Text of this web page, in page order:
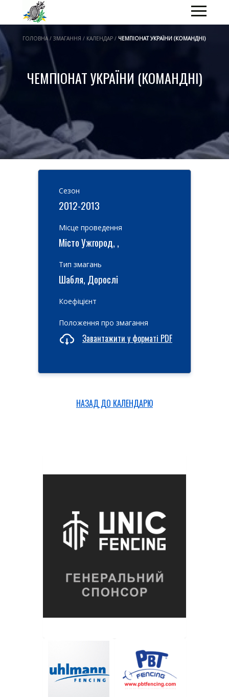
ГОЛОВНА / ЗМАГАННЯ / КАЛЕНДАР / ЧЕМПІОНАТ УКРАЇНИ (КОМАНДНІ)
ЧЕМПІОНАТ УКРАЇНИ (КОМАНДНІ)
Cезон
2012-2013
Місце проведення
Місто Ужгород, ,
Тип змагань
Шабля, Дорослі
Коефіцієнт
Положення про змагання
Завантажити у форматі PDF
НАЗАД ДО КАЛЕНДАРЮ